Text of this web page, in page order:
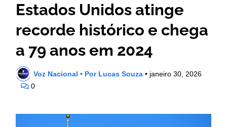
Estados Unidos atinge
recorde histórico e chega
a 79 anos em 2024
Voz Nacional • Por Lucas Souza • janeiro 30, 2026
0